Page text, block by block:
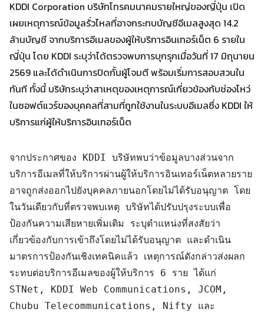
Search
for:
Search
KDDI Corporation บริษัทโทรคมนาคมรายใหญ่ของญี่ปุ่น เปิด
เผยเหตุการณ์ข้อมูลรั่วไหลที่อาจกระทบบัญชีอีเมลสูงสุด 14.2
ล้านบัญชี จากบริการอีเมลของผู้ให้บริการอินเทอร์เน็ต 6 รายใน
ญี่ปุ่น โดย KDDI ระบุว่าได้ตรวจพบการบุกรุกเมื่อวันที่ 17 มิถุนายน
2569 และได้ดำเนินการปิดกั้นผู้โจมตี พร้อมเริ่มการสอบสวนใน
ทันที ทั้งนี้ บริษัทระบุว่าสาเหตุของเหตุการณ์เกี่ยวข้องกับช่องโหว่
ในซอฟต์แวร์ของบุคคลที่สามที่ถูกใช้งานในระบบอีเมลซึ่ง KDDI ให้
บริการแก่ผู้ให้บริการอินเทอร์เน็ต
จากประกาศของ KDDI บริษัทพบว่าข้อมูลบางส่วนจาก
บริการอีเมลที่ให้บริการผ่านผู้ให้บริการอินเทอร์เน็ตหลายราย
อาจถูกส่งออกไปยังบุคคลภายนอกโดยไม่ได้รับอนุญาต โดย
ในวันเดียวกับที่ตรวจพบเหตุ บริษัทได้ปรับปรุงระบบเพื่อ
ป้องกันความเสียหายเพิ่มเติม ระบุตำแหน่งที่สงสัยว่า
เกี่ยวข้องกับการเข้าถึงโดยไม่ได้รับอนุญาต และดำเนิน
มาตรการป้องกันเชิงเทคนิคแล้ว เหตุการณ์ดังกล่าวส่งผลก
ระทบต่อบริการอีเมลของผู้ให้บริการ 6 ราย ได้แก่
STNet, KDDI Web Communications, JCOM,
Chubu Telecommunications, Nifty และ